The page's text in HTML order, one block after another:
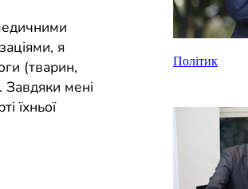
я
(тварин,
Завдяки мені
їхньої
Політик